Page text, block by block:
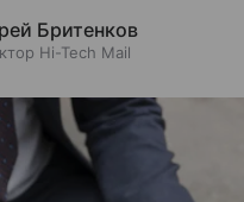
Бритенков
Hi-Tech Mail